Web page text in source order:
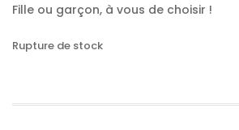
Fille ou garçon, à vous de choisir !
Rupture de stock